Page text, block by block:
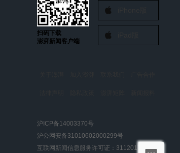
扫码下载
澎湃新闻客户端
澎湃新闻公众号
澎湃新闻抖音号
报料邮箱: news@thepaper.cn
沪ICP备14003370号
沪公网安备31010602000299号
互联网新闻信息服务许可证：31120170006